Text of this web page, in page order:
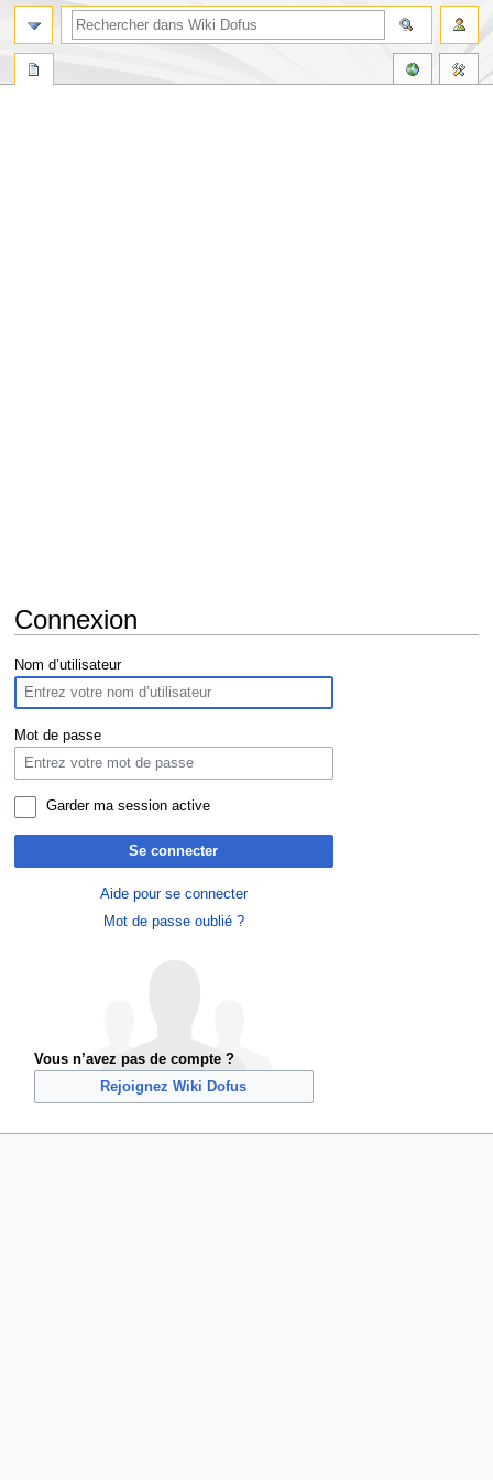
Connexion
Aller
la
navigation
Aller
la
recherche
Nom d’utilisateur
Mot de passe
Garder ma session active
Se connecter
Aide pour se connecter
Mot de passe oublié ?
Vous n’avez pas de compte ?
Rejoignez Wiki Dofus